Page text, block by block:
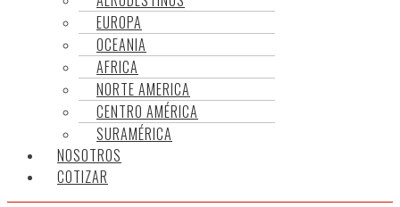
EUROPA
OCEANIA
AFRICA
NORTE AMERICA
CENTRO AMÉRICA
SURAMÉRICA
NOSOTROS
COTIZAR